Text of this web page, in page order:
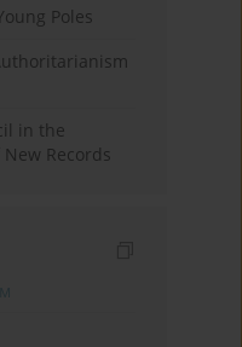
Poles
in the
Records